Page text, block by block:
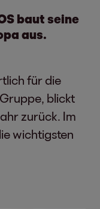
baut seine
aus.
für die
blickt
zurück. Im
wichtigsten